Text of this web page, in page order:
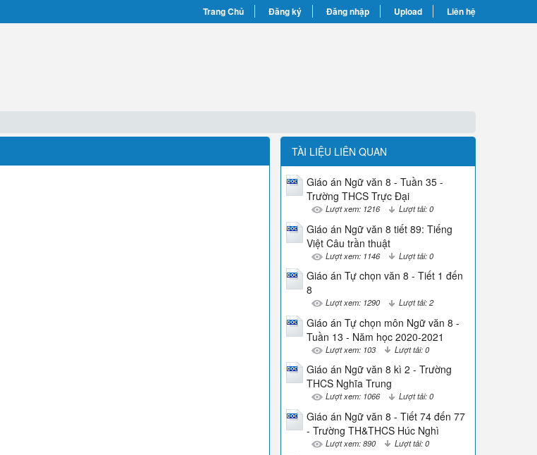
Trang Chủ Đăng ký Đăng nhập Upload Liên hệ
TÀI LIỆU LIÊN QUAN
Giáo án Ngữ văn 8 - Tuần 35 -
Trường THCS Trực Đại
Lượt xem: 1216 Lượt tải: 0
Giáo án Ngữ văn 8 tiết 89: Tiếng
Việt Câu trần thuật
Lượt xem: 1146 Lượt tải: 0
Giáo án Tự chọn văn 8 - Tiết 1 đến
8
Lượt xem: 1290 Lượt tải: 2
Giáo án Tự chọn môn Ngữ văn 8 -
Tuần 13 - Năm học 2020-2021
Lượt xem: 103 Lượt tải: 0
Giáo án Ngữ văn 8 kì 2 - Trường
THCS Nghĩa Trung
Lượt xem: 1066 Lượt tải: 0
Giáo án Ngữ văn 8 - Tiết 74 đến 77
- Trường TH&THCS Húc Nghì
Lượt xem: 890 Lượt tải: 0